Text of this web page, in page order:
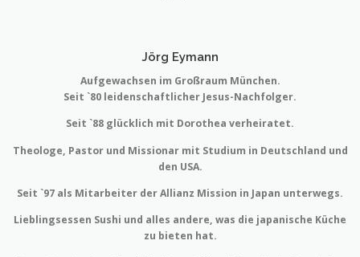
Jörg Eymann
Aufgewachsen im Großraum München.
Seit `80 leidenschaftlicher Jesus-Nachfolger.
Seit `88 glücklich mit Dorothea verheiratet.
Theologe, Pastor und Missionar mit Studium in Deutschland und
den USA.
Seit `97 als Mitarbeiter der Allianz Mission in Japan unterwegs.
Lieblingsessen Sushi und alles andere, was die japanische Küche
zu bieten hat.